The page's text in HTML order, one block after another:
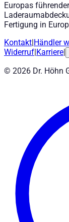
Europas
Fertigung in
Kontakt Händler
Widerruf Karriere
© 2026 Dr. Höhn